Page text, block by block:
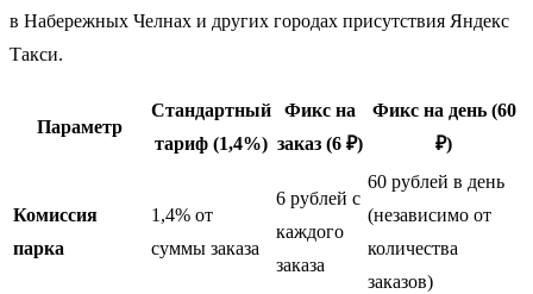
в Набережных Челнах и других городах присутствия Яндекс
Такси.
Параметр
Стандартный
тариф (1,4%)
Фикс на
заказ (6 ₽)
Фикс на день (60
₽)
Комиссия
парка
1,4% от
суммы заказа
6 рублей с
каждого
заказа
60 рублей в день
(независимо от
количества
заказов)